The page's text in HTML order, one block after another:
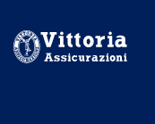
menu
contenuto
footer